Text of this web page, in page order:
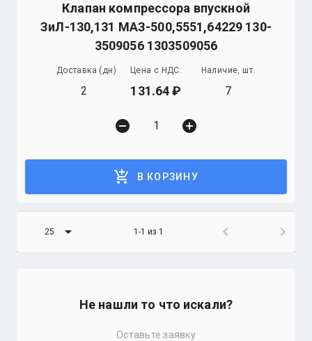
Клапан компрессора впускной
ЗиЛ-130,131 МАЗ-500,5551,64229 130-
3509056 1303509056
Доставка (дн)
2
Цена с НДС:
131.64
Наличие, шт.
7
remove_circle add_circle
add_shopping_cart В КОРЗИНУ
25 arrow_drop_down 1-1 из 1 chevron_left chevron_right
Не нашли то что искали?
Оставьте заявку